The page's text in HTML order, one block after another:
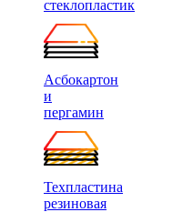
стеклопластик
Асбокартон
и
пергамин
Техпластина
резиновая